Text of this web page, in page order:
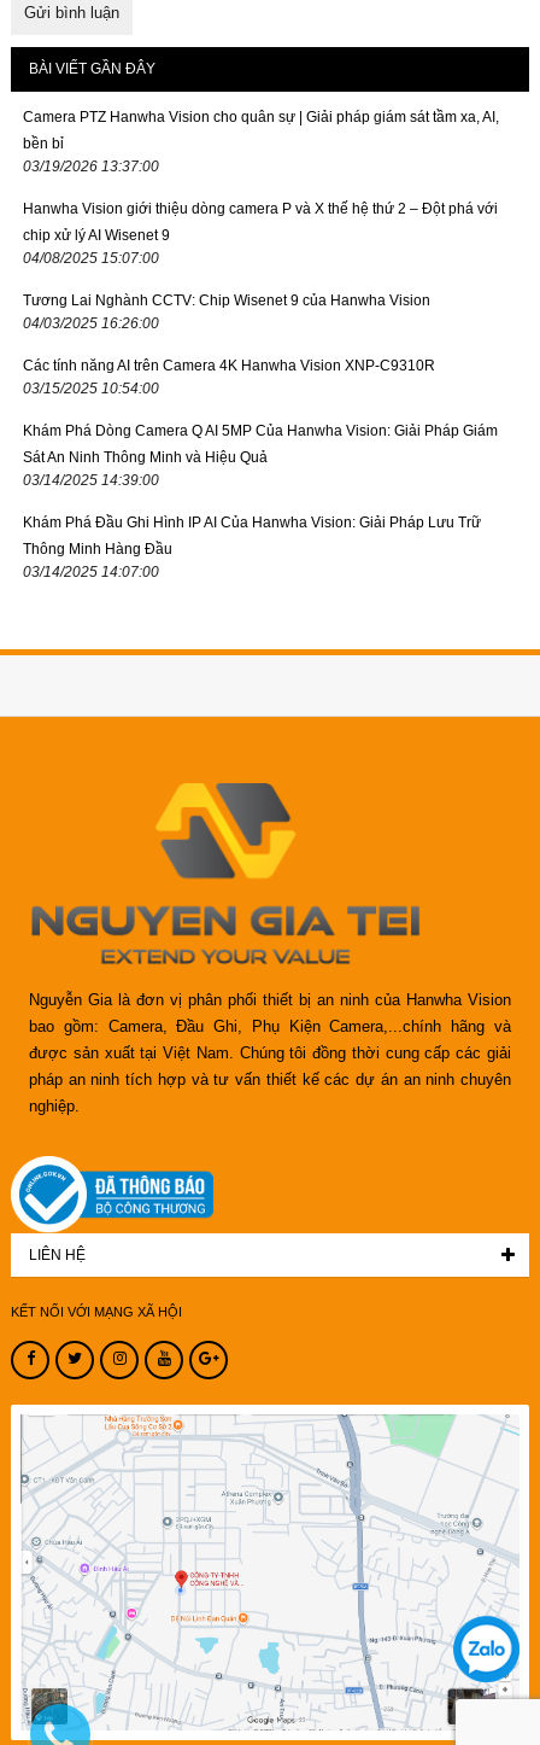
BÀI VIẾT GẦN ĐÂY
Camera PTZ Hanwha Vision cho quân sự | Giải pháp giám sát tầm xa, AI,
bền bỉ
03/19/2026 13:37:00
Hanwha Vision giới thiệu dòng camera P và X thế hệ thứ 2 – Đột phá với
chip xử lý AI Wisenet 9
04/08/2025 15:07:00
Tương Lai Nghành CCTV: Chip Wisenet 9 của Hanwha Vision
04/03/2025 16:26:00
Các tính năng AI trên Camera 4K Hanwha Vision XNP-C9310R
03/15/2025 10:54:00
Khám Phá Dòng Camera Q AI 5MP Của Hanwha Vision: Giải Pháp Giám
Sát An Ninh Thông Minh và Hiệu Quả
03/14/2025 14:39:00
Khám Phá Đầu Ghi Hình IP AI Của Hanwha Vision: Giải Pháp Lưu Trữ
Thông Minh Hàng Đầu
03/14/2025 14:07:00
Nguyễn Gia là đơn vị phân phối thiết bị an ninh của Hanwha Vision
bao gồm: Camera, Đầu Ghi, Phụ Kiện Camera,...chính hãng và
được sản xuất tại Việt Nam. Chúng tôi đồng thời cung cấp các giải
pháp an ninh tích hợp và tư vấn thiết kế các dự án an ninh chuyên
nghiệp.
LIÊN HỆ
KẾT NỐI VỚI MẠNG XÃ HỘI